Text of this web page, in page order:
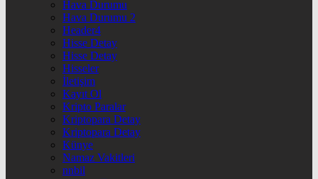
Hava Durumu
Hava Durumu 2
Header4
Hisse Detay
Hisse Detay
Hisseler
İletişim
Kayıt Ol
Kripto Paralar
Kriptopara Detay
Kriptopara Detay
Künye
Namaz Vakitleri
nnbil